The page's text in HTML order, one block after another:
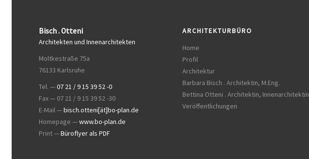
Bisch . Otteni
Architekten und Innenarchitekten
Moltkestraße 75a
76133 Karlsruhe
Tel. —07 21 / 9 15 39 52 -0
Fax — 07 21 / 9 15 39 52 -30
E-Mail —bisch.otteni[ät]bo-plan.de
Homepage —www.bo-plan.de
Print —Büroflyer als PDF
ARCHITEKTURBÜRO
Home
Profil
Architektur
Barbara Bisch . Architektin, M.Eng.
Bettina Otteni . Architektin, Innenarchitektin
Veröffentlichungen